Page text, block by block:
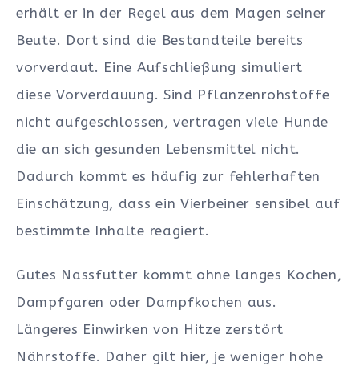
erhält er in der Regel aus dem Magen seiner
Beute. Dort sind die Bestandteile bereits
vorverdaut. Eine Aufschließung simuliert
diese Vorverdauung. Sind Pflanzenrohstoffe
nicht aufgeschlossen, vertragen viele Hunde
die an sich gesunden Lebensmittel nicht.
Dadurch kommt es häufig zur fehlerhaften
Einschätzung, dass ein Vierbeiner sensibel auf
bestimmte Inhalte reagiert.
Gutes Nassfutter kommt ohne langes Kochen,
Dampfgaren oder Dampfkochen aus.
Längeres Einwirken von Hitze zerstört
Nährstoffe. Daher gilt hier, je weniger hohe